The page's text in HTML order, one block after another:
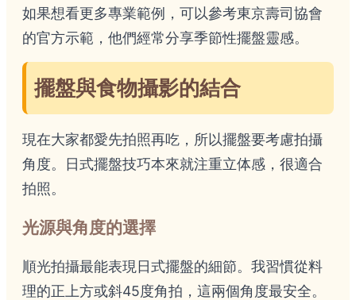
如果想看更多專業範例，可以參考東京壽司協會
的官方示範 ，他們經常分享季節性擺盤靈感。
擺盤與食物攝影的結合
現在大家都愛先拍照再吃，所以擺盤要考慮拍攝
角度。日式擺盤技巧本來就注重立体感，很適合
拍照。
光源與角度的選擇
順光拍攝最能表現日式擺盤的細節。我習慣從料
理的正上方或斜45度角拍，這兩個角度最安全。